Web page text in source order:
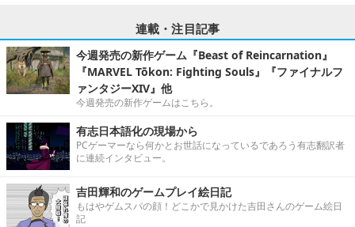
連載・注目記事
今週発売の新作ゲーム『Beast of Reincarnation』
『MARVEL Tōkon: Fighting Souls』『ファイナルフ
ァンタジーXIV』他
今週発売の新作ゲームはこちら。
有志日本語化の現場から
PCゲーマーなら何かとお世話になっているであろう有志翻訳者
に連続インタビュー。
吉田輝和のゲームプレイ絵日記
もはやゲムスパの顔！どこかで見かけた吉田さんのゲーム絵日
記